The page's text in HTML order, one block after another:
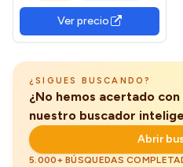
PTZ 355°/90°, Visión
Nocturna, PIR Detección
de Movimiento, Audio de
Ver precio
¿SIGUES BUSCANDO?
¿No hemos acertado
nuestro buscador
Abrir
5.000+ BÚSQUEDAS